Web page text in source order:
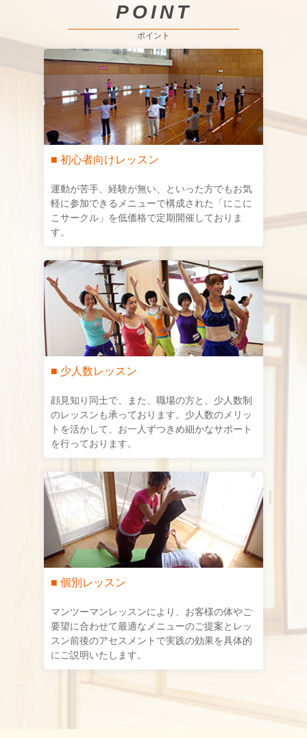
POINT
ポイント
■ 初心者向けレッスン
運動が苦手、経験が無い、といった方でもお気
軽に参加できるメニューで構成された「にこに
こサークル」を低価格で定期開催しておりま
す。
■ 少人数レッスン
顔見知り同士で、また、職場の方と、少人数制
のレッスンも承っております。少人数のメリッ
トを活かして、お一人ずつきめ細かなサポート
を行っております。
■ 個別レッスン
マンツーマンレッスンにより、お客様の体やご
要望に合わせて最適なメニューのご提案とレッ
スン前後のアセスメントで実践の効果を具体的
にご説明いたします。